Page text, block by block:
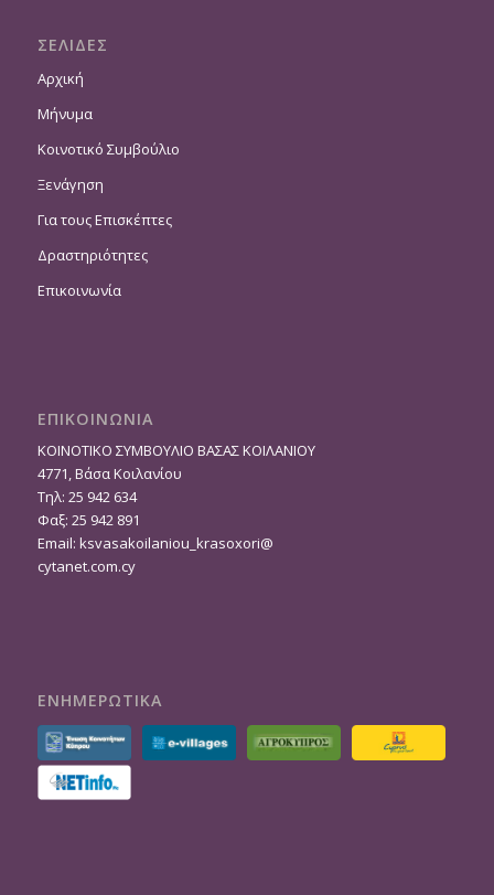
ΣΕΛΙΔΕΣ
Αρχική
Μήνυμα
Κοινοτικό Συμβούλιο
Ξενάγηση
Για τους Επισκέπτες
Δραστηριότητες
Επικοινωνία
ΕΠΙΚΟΙΝΩΝΙΑ
ΚΟΙΝΟΤΙΚΟ ΣΥΜΒΟΥΛΙΟ ΒΑΣΑΣ ΚΟΙΛΑΝΙΟΥ
4771, Βάσα Κοιλανίου
Τηλ: 25 942 634
Φαξ: 25 942 891
Email: ksvasakoilaniou_krasoxori@
cytanet.com.cy
ΕΝΗΜΕΡΩΤΙΚΑ